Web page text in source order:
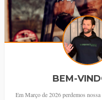
BEM-
Em Março de 2026 perdemos